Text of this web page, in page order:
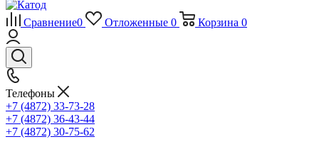
Сравнение0 Отложенные 0 Корзина 0
Телефоны
+7 (4872) 33-73-28
+7 (4872) 36-43-44
+7 (4872) 30-75-62